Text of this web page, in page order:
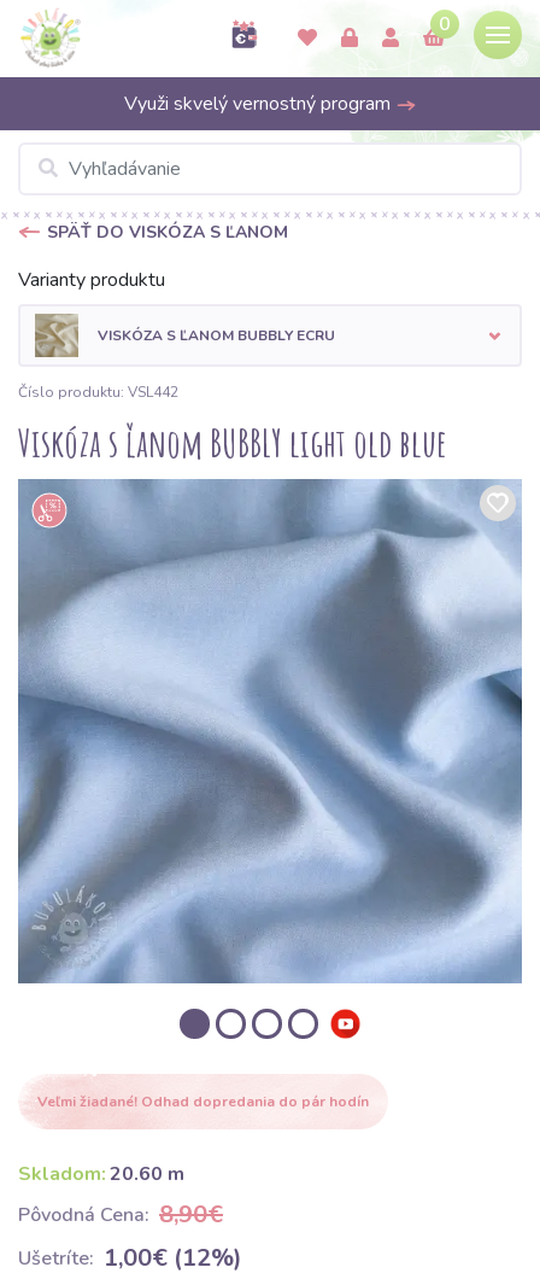
0
Využi skvelý vernostný program
SPÄŤ DO VISKÓZA S ĽANOM
Varianty produktu
VISKÓZA S ĽANOM BUBBLY ECRU
Číslo produktu: VSL442
Viskóza s ľanom BUBBLY light old blue
Veľmi žiadané! Odhad dopredania do pár hodín
Skladom:20.60 m
Pôvodná Cena: 8,90€
Ušetríte: 1,00€ (12%)